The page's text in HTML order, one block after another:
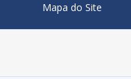
Mapa do Site